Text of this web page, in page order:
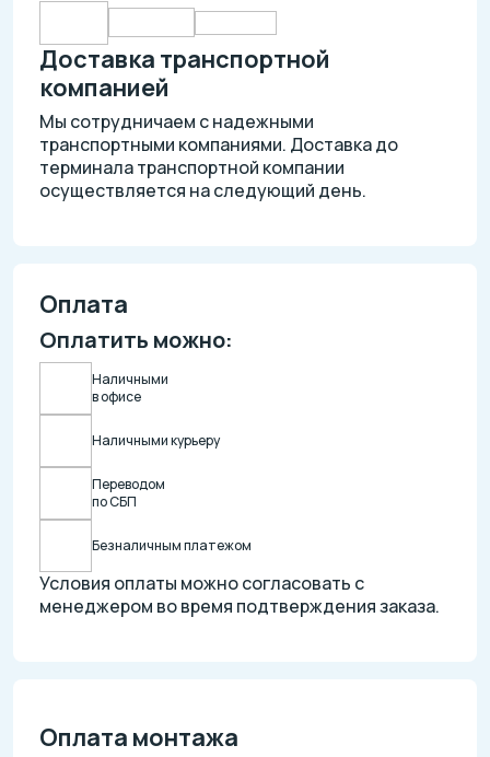
Доставка транспортной
компанией
Мы сотрудничаем с надежными
транспортными компаниями. Доставка до
терминала транспортной компании
осуществляется на следующий день.
Оплата
Оплатить можно:
Наличными
в офисе
Наличными курьеру
Переводом
по СБП
Безналичным платежом
Условия оплаты можно согласовать с
менеджером во время подтверждения заказа.
Оплата монтажа